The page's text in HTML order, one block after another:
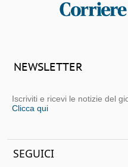
NEWSLETTER
Iscriviti e ricevi le notizie del
Clicca qui
SEGUICI